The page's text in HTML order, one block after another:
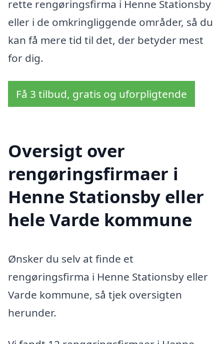
rette rengøringsfirma i Henne Stationsby
eller i de omkringliggende områder, så du
kan få mere tid til det, der betyder mest
for dig.
Få 3 tilbud, gratis og uforpligtende
Oversigt over
rengøringsfirmaer i
Henne Stationsby eller
hele Varde kommune
Ønsker du selv at finde et
rengøringsfirma i Henne Stationsby eller
Varde kommune, så tjek oversigten
herunder.